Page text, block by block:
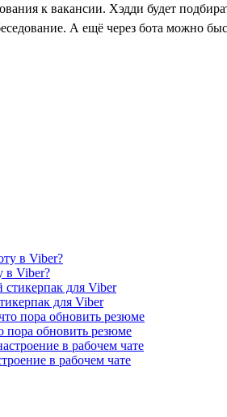
к вакансии. Хэдди будет
А ещё через бота можно
в Viber?
для Viber
пора обновить резюме
в рабочем чате